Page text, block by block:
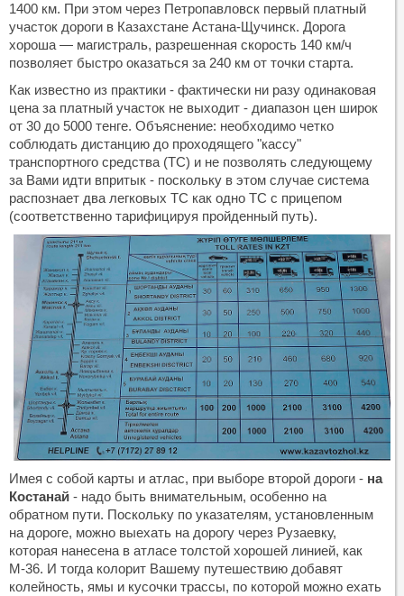
1400 км. При этом через Петропавловск первый платный
участок дороги в Казахстане Астана-Щучинск. Дорога
хороша — магистраль, разрешенная скорость 140 км/ч
позволяет быстро оказаться за 240 км от точки старта.
Как известно из практики - фактически ни разу одинаковая
цена за платный участок не выходит - диапазон цен широк
от 30 до 5000 тенге. Объяснение: необходимо четко
соблюдать дистанцию до проходящего "кассу"
транспортного средства (ТС) и не позволять следующему
за Вами идти впритык - поскольку в этом случае система
распознает два легковых ТС как одно ТС с прицепом
(соответственно тарифицируя пройденный путь).
Имея с собой карты и атлас, при выборе второй дороги - на
Костанай - надо быть внимательным, особенно на
обратном пути. Поскольку по указателям, установленным
на дороге, можно выехать на дорогу через Рузаевку,
которая нанесена в атласе толстой хорошей линией, как
М-36. И тогда колорит Вашему путешествию добавят
колейность, ямы и кусочки трассы, по которой можно ехать